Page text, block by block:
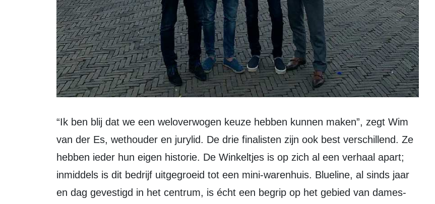
“Ik ben blij dat we een weloverwogen keuze hebben kunnen maken”, zegt Wim
van der Es, wethouder en jurylid. De drie finalisten zijn ook best verschillend. Ze
hebben ieder hun eigen historie. De Winkeltjes is op zich al een verhaal apart;
inmiddels is dit bedrijf uitgegroeid tot een mini-warenhuis. Blueline, al sinds jaar
en dag gevestigd in het centrum, is écht een begrip op het gebied van dames-